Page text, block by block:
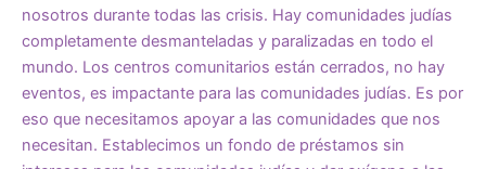
nosotros durante todas las crisis. Hay comunidades judías
completamente desmanteladas y paralizadas en todo el
mundo. Los centros comunitarios están cerrados, no hay
eventos, es impactante para las comunidades judías. Es por
eso que necesitamos apoyar a las comunidades que nos
necesitan. Establecimos un fondo de préstamos sin